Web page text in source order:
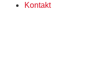
Kontakt